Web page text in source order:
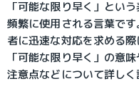
「可能な限り早く」とい
頻繁に使用される言葉で
者に迅速な対応を求める
「可能な限り早く」の意
注意点などについて詳しく